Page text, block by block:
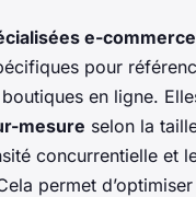
e-commerce
pour
en ligne.
mesure selon la
concurrentielle et
permet d’optimiser